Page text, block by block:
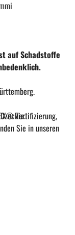
auf Schadstoffe
Zertifizierung,
Sie in unseren